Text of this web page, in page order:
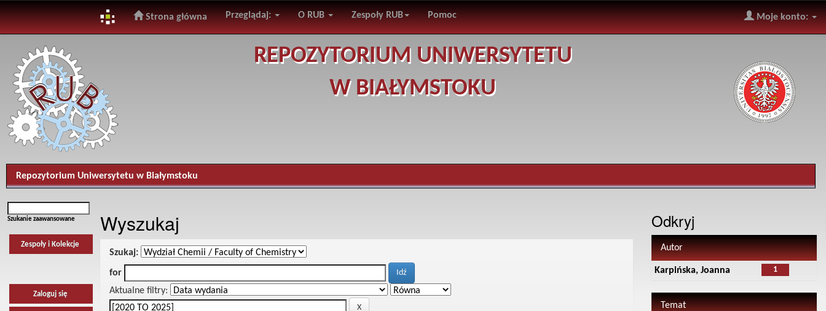
navigation
Strona główna Przeglądaj: O RUB Zespoły RUB Pomoc Moje konto:
REPOZYTORIUM UNIWERSYTETU
W BIAŁYMSTOKU
Repozytorium Uniwersytetu w Białymstoku
Szukanie zaawansowane
Zespoły i Kolekcje
Zaloguj się
Wyszukaj
Szukaj:
for
Aktualne filtry:
Odkryj
Autor
1
Karpińska, Joanna
Temat